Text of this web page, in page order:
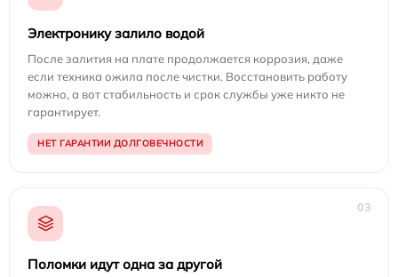
Электронику залило водой
После залития на плате продолжается коррозия, даже
если техника ожила после чистки. Восстановить работу
можно, а вот стабильность и срок службы уже никто не
гарантирует.
НЕТ ГАРАНТИИ ДОЛГОВЕЧНОСТИ
03
Поломки идут одна за другой